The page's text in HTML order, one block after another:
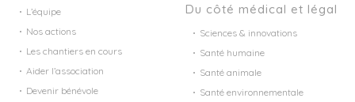
L’équipe
Nos actions
Les chantiers en cours
Aider l’association
Devenir bénévole
Du côté médical et légal
Sciences & innovations
Santé humaine
Santé animale
Santé environnementale